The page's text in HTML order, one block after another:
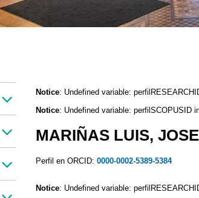
Notice: Undefined variable:
Notice: Undefined variable: perfilSCOPUSID
MARIÑAS LUIS,
Perfil en ORCID: 0000-0002-5389-5384
Notice: Undefined variable: